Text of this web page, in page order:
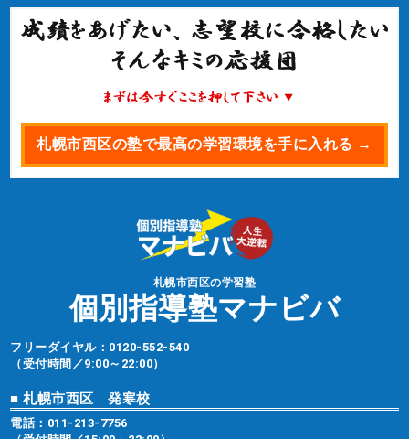
札幌市西区の塾で最高の学習環境を手に入れる →
札幌市西区の学習塾
個別指導塾マナビバ
フリーダイヤル： 0120-552-540
（受付時間／9:00～22:00）
■ 札幌市西区 発寒校
電話： 011-213-7756